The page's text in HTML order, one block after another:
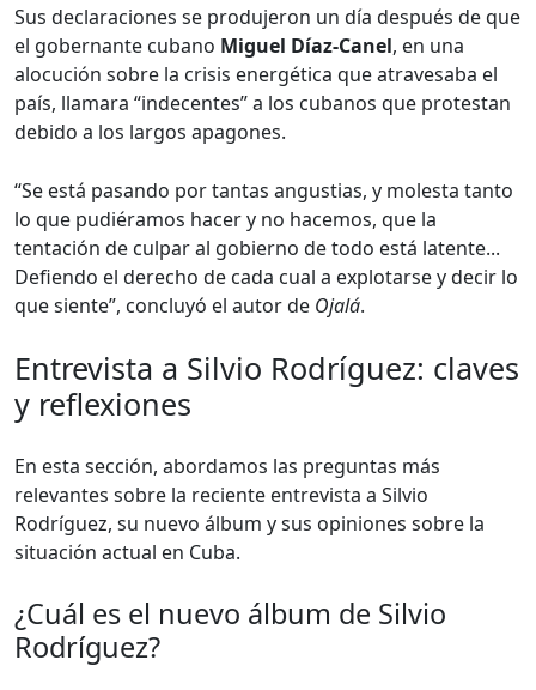
Sus declaraciones se produjeron un día después de que
el gobernante cubano Miguel Díaz-Canel, en una
alocución sobre la crisis energética que atravesaba el
país, llamara “indecentes” a los cubanos que protestan
debido a los largos apagones.
“Se está pasando por tantas angustias, y molesta tanto
lo que pudiéramos hacer y no hacemos, que la
tentación de culpar al gobierno de todo está latente...
Defiendo el derecho de cada cual a explotarse y decir lo
que siente”, concluyó el autor de Ojalá.
Entrevista a Silvio Rodríguez: claves
y reflexiones
En esta sección, abordamos las preguntas más
relevantes sobre la reciente entrevista a Silvio
Rodríguez, su nuevo álbum y sus opiniones sobre la
situación actual en Cuba.
¿Cuál es el nuevo álbum de Silvio
Rodríguez?